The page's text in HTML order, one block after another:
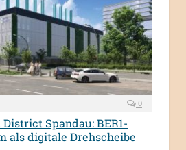
0
Spandau: BER1-
als digitale Drehscheibe